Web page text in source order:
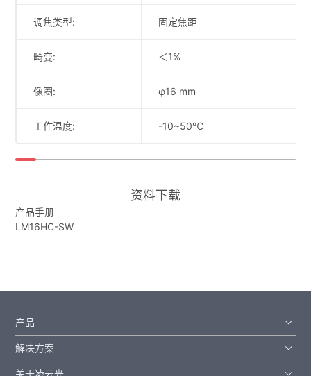
调焦类型: 固定焦距
畸变: ＜1%
像圈: φ16 mm
工作温度: -10~50℃
资料下载
产品手册
LM16HC-SW
产品
解决方案
关于凌云光